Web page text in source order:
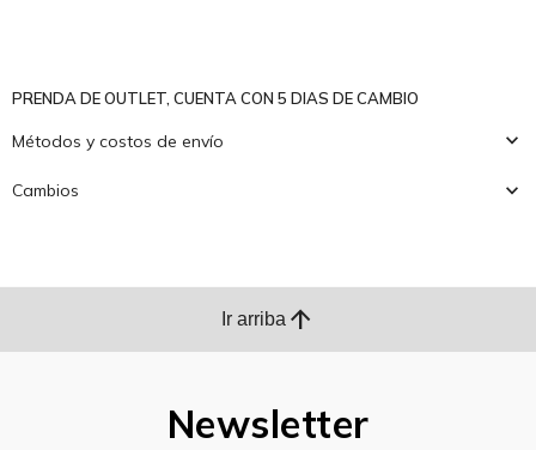
PRENDA DE OUTLET, CUENTA CON 5 DIAS DE CAMBIO
Métodos y costos de envío
Cambios
Ir arriba arrow_upward
Newsletter